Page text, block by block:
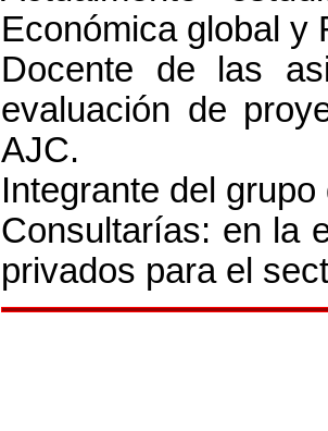
Económica global y
Docente de las
evaluación de
AJC.
Integrante del
Consultarías: en la
privados para el